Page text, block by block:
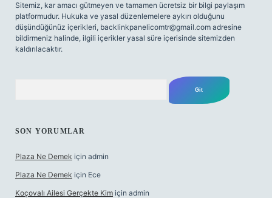
Sitemiz, kar amacı gütmeyen ve tamamen ücretsiz bir bilgi paylaşım
platformudur. Hukuka ve yasal düzenlemelere aykırı olduğunu
düşündüğünüz içerikleri, backlinkpanelicomtr@gmail.com adresine
bildirmeniz halinde, ilgili içerikler yasal süre içerisinde sitemizden
kaldırılacaktır.
SON YORUMLAR
Plaza Ne Demek için admin
Plaza Ne Demek için Ece
Koçovalı Ailesi Gerçekte Kim için admin